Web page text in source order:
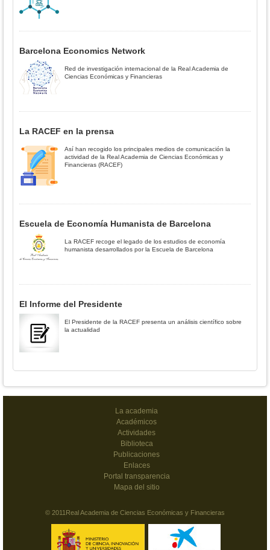
Barcelona Economics Network
Red de investigación internacional de la Real Academia de
Ciencias Económicas y Financieras
La RACEF en la prensa
Así han recogido los principales medios de comunicación la
actividad de la Real Academia de Ciencias Económicas y
Financieras (RACEF)
Escuela de Economía Humanista de Barcelona
La RACEF recoge el legado de los estudios de economía
humanista desarrollados por la Escuela de Barcelona
El Informe del Presidente
El Presidente de la RACEF presenta un análisis científico sobre
la actualidad
La academia
Académicos
Actividades
Biblioteca
Publicaciones
Enlaces
Portal transparencia
Mapa del sitio
© 2011Real Academia de Ciencias Económicas y Financieras